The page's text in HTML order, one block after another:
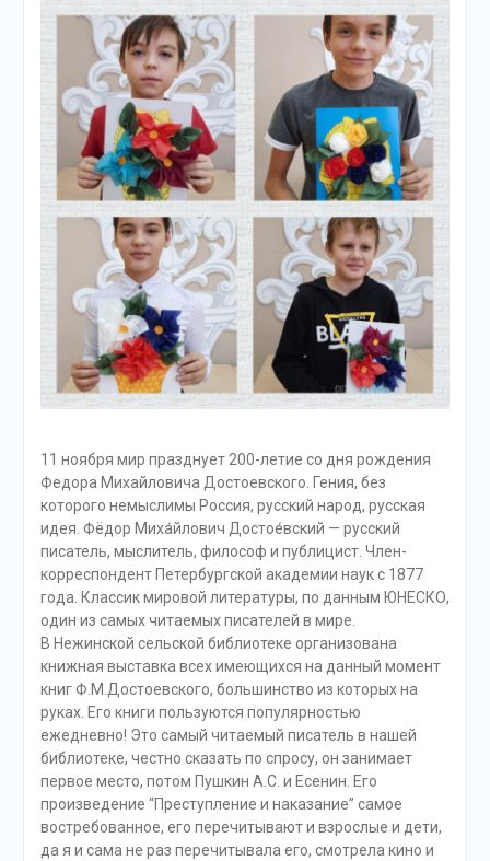
11 ноября мир празднует 200-летие со дня рождения
Федора Михайловича Достоевского. Гения, без
которого немыслимы Россия, русский народ, русская
идея. Фёдор Миха́йлович Достое́вский — русский
писатель, мыслитель, философ и публицист. Член-
корреспондент Петербургской академии наук с 1877
года. Классик мировой литературы, по данным ЮНЕСКО,
один из самых читаемых писателей в мире.
В Нежинской сельской библиотеке организована
книжная выставка всех имеющихся на данный момент
книг Ф.М.Достоевского, большинство из которых на
руках. Его книги пользуются популярностью
ежедневно! Это самый читаемый писатель в нашей
библиотеке, честно сказать по спросу, он занимает
первое место, потом Пушкин А.С. и Есенин. Его
произведение “Преступление и наказание” самое
востребованное, его перечитывают и взрослые и дети,
да я и сама не раз перечитывала его, смотрела кино и